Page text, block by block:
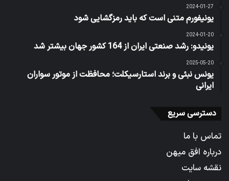
2024-01-27
یونیفورم متنی است که باید رمزگشایی شود
2024-01-20
یونیدو: رشد صنعتی ایران از 164 کشور جهان بیشتر شد
2025-05-20
یونس نبئی و برند استارسیکلت؛ محافظت از موتور سواران
ایرانی
دسترسی سریع
تماس با ما
درباره افق میهن
نقشه سایت